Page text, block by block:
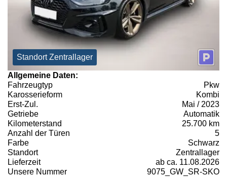
Standort Zentrallager
Allgemeine Daten:
Fahrzeugtyp
Pkw
Karosserieform
Kombi
Erst-Zul.
Mai / 2023
Getriebe
Automatik
Kilometerstand
25.700 km
Anzahl der Türen
5
Farbe
Schwarz
Standort
Zentrallager
Lieferzeit
ab ca. 11.08.2026
Unsere Nummer
9075_GW_SR-SKO